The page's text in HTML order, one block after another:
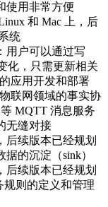
使用非常方便
和 Mac 上，后
统
用户可以通过写
化，只需更新相关
应用开发和部署
联网领域的事实协
MQTT 消息服务
无缝对接
后续版本已经规划
的沉淀（sink）
后续版本已经规划
规则的定义和管理